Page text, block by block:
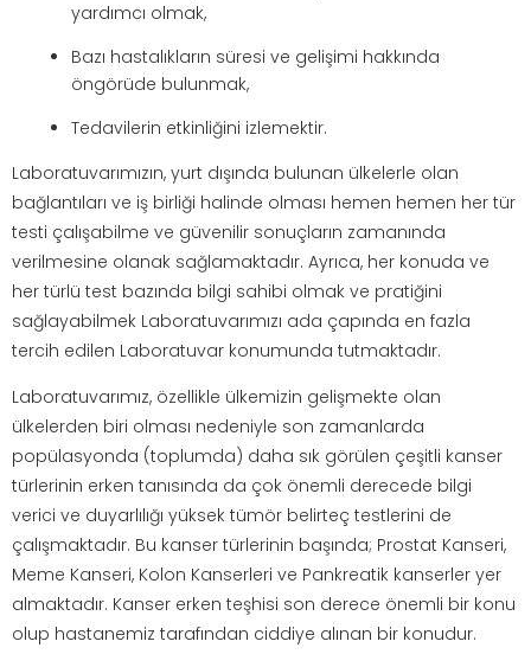
yardımcı olmak,
Bazı hastalıkların süresi ve gelişimi hakkında
öngörüde bulunmak,
Tedavilerin etkinliğini izlemektir.
Laboratuvarımızın, yurt dışında bulunan ülkelerle olan
bağlantıları ve iş birliği halinde olması hemen hemen her tür
testi çalışabilme ve güvenilir sonuçların zamanında
verilmesine olanak sağlamaktadır. Ayrıca, her konuda ve
her türlü test bazında bilgi sahibi olmak ve pratiğini
sağlayabilmek Laboratuvarımızı ada çapında en fazla
tercih edilen Laboratuvar konumunda tutmaktadır.
Laboratuvarımız, özellikle ülkemizin gelişmekte olan
ülkelerden biri olması nedeniyle son zamanlarda
popülasyonda (toplumda) daha sık görülen çeşitli kanser
türlerinin erken tanısında da çok önemli derecede bilgi
verici ve duyarlılığı yüksek tümör belirteç testlerini de
çalışmaktadır. Bu kanser türlerinin başında; Prostat Kanseri,
Meme Kanseri, Kolon Kanserleri ve Pankreatik kanserler yer
almaktadır. Kanser erken teşhisi son derece önemli bir konu
olup hastanemiz tarafından ciddiye alınan bir konudur.